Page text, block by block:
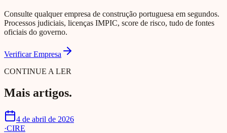
Consulte qualquer empresa de construção portuguesa em segundos.
Processos judiciais, licenças IMPIC, score de risco, tudo de fontes
oficiais do governo.
Verificar Empresa
CONTINUE A LER
Mais artigos.
4 de abril de 2026
·CIRE